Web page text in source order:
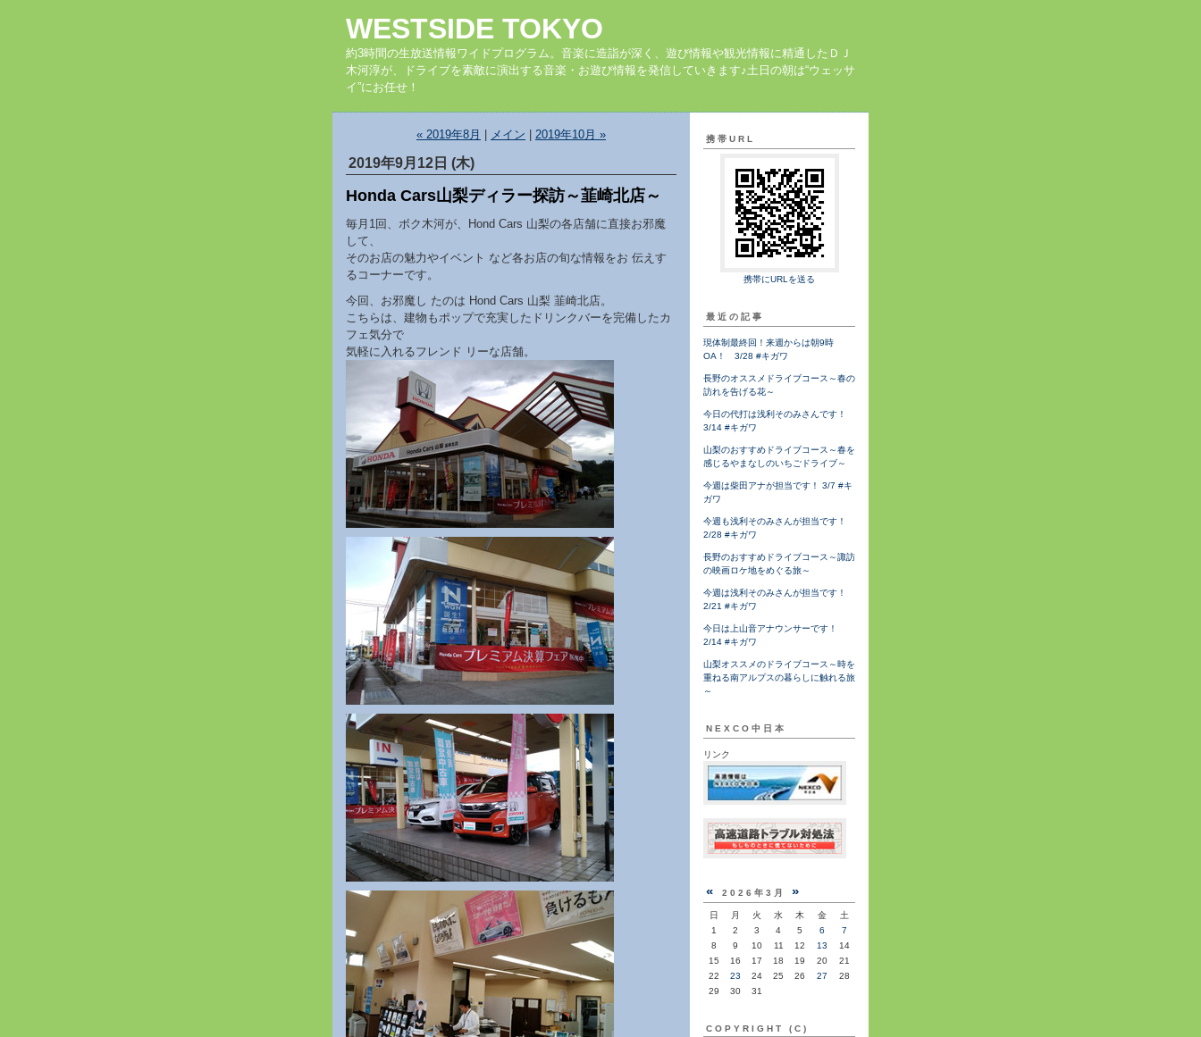
WESTSIDE TOKYO
約3時間の生放送情報ワイドプログラム。音楽に造詣が深く、遊び情報や観光情報に精通したＤＪ
木河淳が、ドライブを素敵に演出する音楽・お遊び情報を発信していきます♪土日の朝は“ウェッサ
イ”にお任せ！
« 2019年8月 メイン 2019年10月 »
2019年9月12日 (木)
Honda Cars山梨ディラー探訪～韮崎北店～
毎月1回、ボク木河が、Hond Cars 山梨の各店舗に直接お邪魔
して、
そのお店の魅力やイベント など各お店の旬な情報をお 伝えす
るコーナーです。
今回、お邪魔し たのは Hond Cars 山梨 韮崎北店。
こちらは、建物もポップで充実したドリンクバーを完備したカ
フェ気分で
気軽に入れるフレンド リーな店舗。
携帯URL
携帯にURLを送る
最近の記事
現体制最終回！来週からは朝9時
OA！ 3/28 #キガワ
長野のオススメドライブコース～春の
訪れを告げる花～
今日の代打は浅利そのみさんです！
3/14 #キガワ
山梨のおすすめドライブコース～春を
感じるやまなしのいちごドライブ～
今週は柴田アナが担当です！ 3/7 #キ
ガワ
今週も浅利そのみさんが担当です！
2/28 #キガワ
長野のおすすめドライブコース～諏訪
の映画ロケ地をめぐる旅～
今週は浅利そのみさんが担当です！
2/21 #キガワ
今日は上山音アナウンサーです！
2/14 #キガワ
山梨オススメのドライブコース～時を
重ねる南アルプスの暮らしに触れる旅
～
NEXCO中日本
リンク
« 2026年3月 »
日 月 火 水 木 金
土
1
2 3 4 5 6
7
8
9 10 11 12 13
14
15
16 17 18 19 20
21
22
23 24 25 26 27
28
29
30 31
COPYRIGHT (C)